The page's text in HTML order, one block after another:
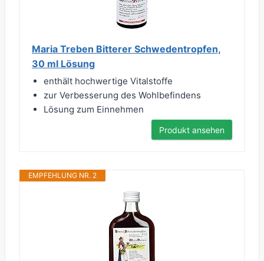
Maria Treben Bitterer Schwedentropfen,
30 ml Lösung
enthält hochwertige Vitalstoffe
zur Verbesserung des Wohlbefindens
Lösung zum Einnehmen
Produkt ansehen
EMPFEHLUNG NR. 2